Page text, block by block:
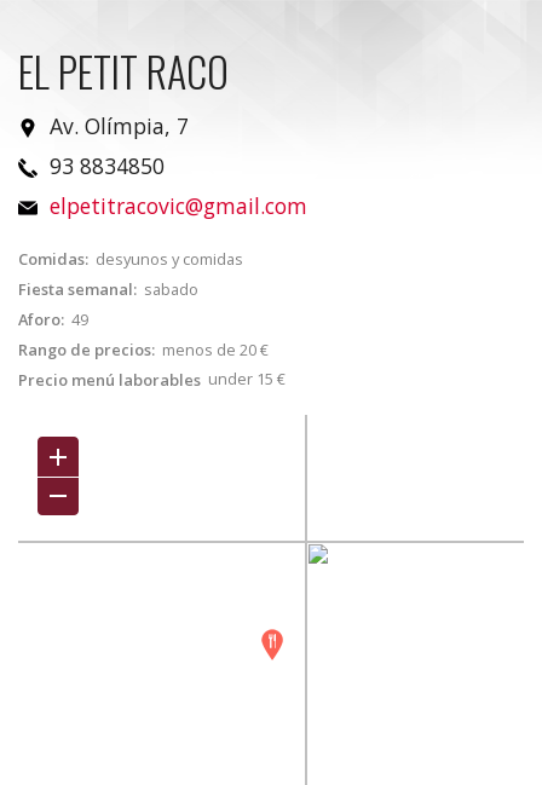
EL PETIT RACO
Av. Olímpia, 7
93 8834850
elpetitracovic@gmail.com
Comidas: desyunos y comidas
Fiesta semanal: sabado
Aforo: 49
Rango de precios: menos de 20 €
Precio menú laborables under 15 €